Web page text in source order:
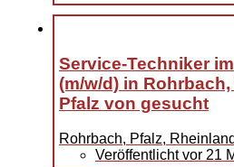
Service-Techniker
(m/w/d) in
Pfalz von gesucht
Rohrbach, Pfalz,
Veröffentlicht vor 21